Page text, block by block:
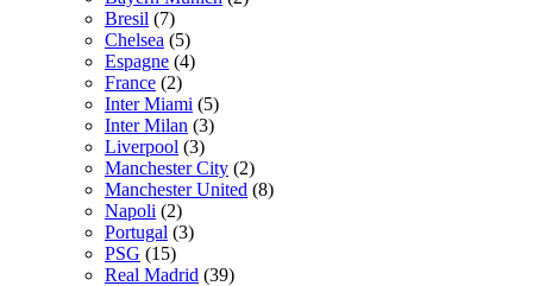
Bresil (7)
Chelsea (5)
Espagne (4)
France (2)
Inter Miami (5)
Inter Milan (3)
Liverpool (3)
Manchester City (2)
Manchester United (8)
Napoli (2)
Portugal (3)
PSG (15)
Real Madrid (39)